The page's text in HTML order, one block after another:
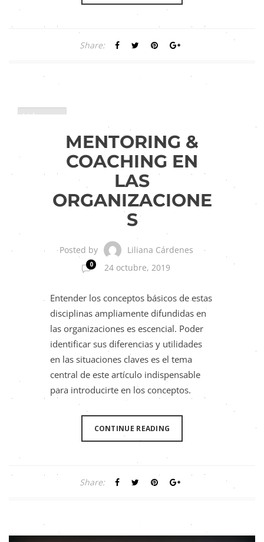
Share:
Liderazgo
Tendencias de RHMENTORING &
COACHING EN
LAS
ORGANIZACIONE
S
Posted by Liliana Cárdenes
0 24 octubre, 2019
Entender los conceptos básicos de estas
disciplinas ampliamente difundidas en
las organizaciones es escencial. Poder
identificar sus diferencias y utilidades
en las situaciones claves es el tema
central de este artículo indispensable
para introducirte en los conceptos.
CONTINUE READING
Share: